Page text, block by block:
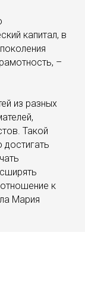
капитал, в
–
из разных
Такой
к
Мария